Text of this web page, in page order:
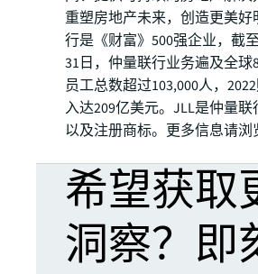
重塑房地产未来，创造更美好
行是《财富》500强企业，截
31日，仲量联行业务遍及全球
员工总数超过103,000人，
入达209亿美元。JLL是仲量
以及注册商标。更多信息请浏
希望获取
洞察？即